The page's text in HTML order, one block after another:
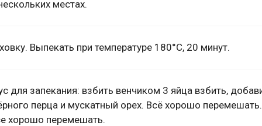
местах.
Выпекать при температуре 180°С, 20 минут.
для запекания: взбить венчиком 3 яйца взбить,
перца и мускатный орех. Всё хорошо
хорошо перемешать.